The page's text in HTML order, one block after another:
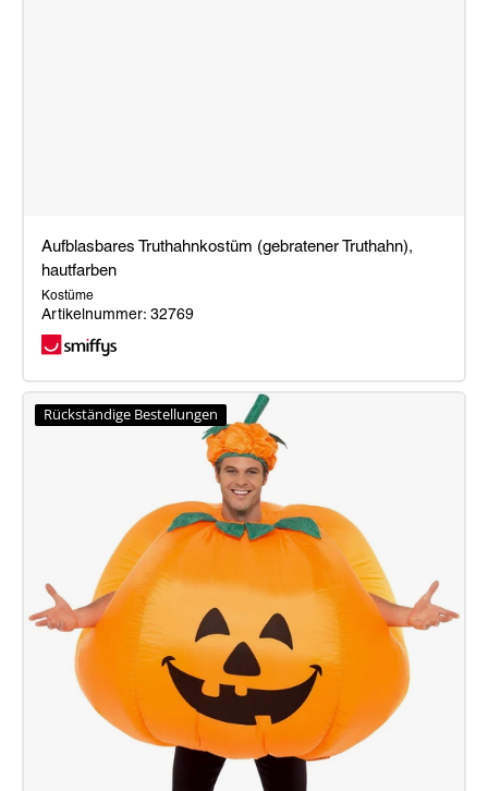
Aufblasbares
Truthahnkostüm
Aufblasbares Truthahnkostüm (gebratener Truthahn),
hautfarben
Kostüme
Artikelnummer: 32769
Rückständige Bestellungen